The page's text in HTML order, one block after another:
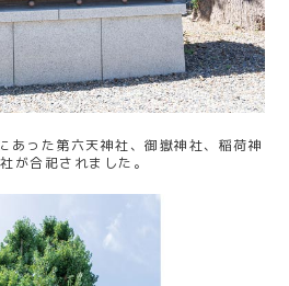
あった第六天神社、御嶽神社、稲荷神
が合祀されました。